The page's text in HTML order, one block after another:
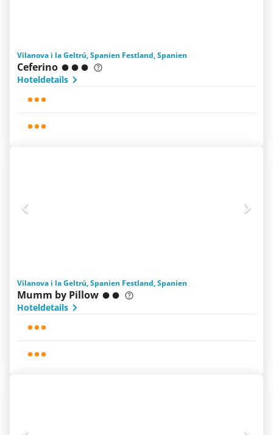
Vilanova i la Geltrú, Spanien Festland, Spanien
Ceferino
Hoteldetails
Vilanova i la Geltrú, Spanien Festland, Spanien
Mumm by Pillow
Hoteldetails